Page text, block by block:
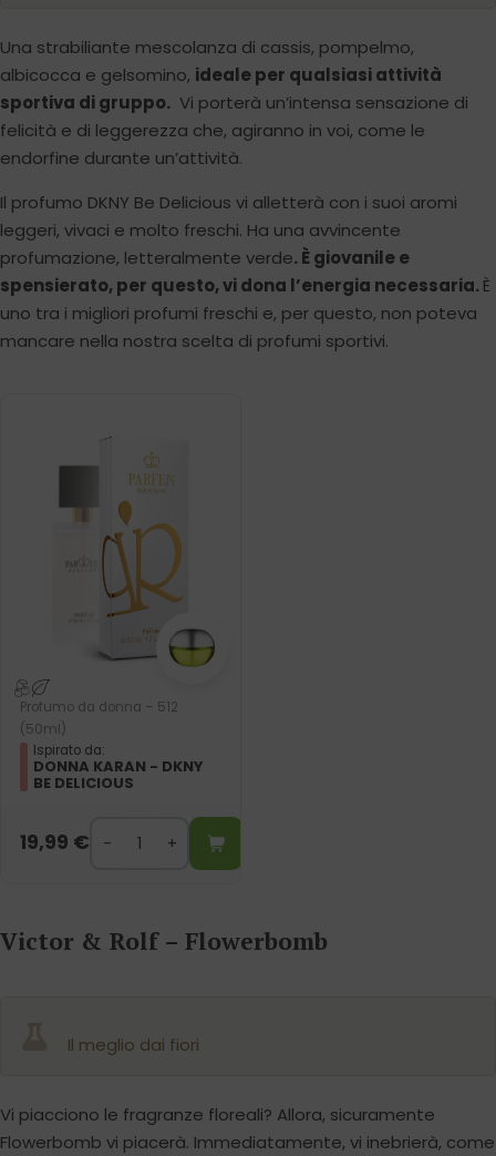
Una strabiliante mescolanza di cassis, pompelmo,
albicocca e gelsomino, ideale per qualsiasi attività
sportiva di gruppo. Vi porterà un’intensa sensazione di
felicità e di leggerezza che, agiranno in voi, come le
endorfine durante un’attività.
Il profumo DKNY Be Delicious vi alletterà con i suoi aromi
leggeri, vivaci e molto freschi. Ha una avvincente
profumazione, letteralmente verde. È giovanile e
spensierato, per questo, vi dona l’energia necessaria.È
uno tra i migliori profumi freschi e, per questo, non poteva
mancare nella nostra scelta di profumi sportivi.
Profumo da donna – 512
(50ml)
Ispirato da:
DONNA KARAN - DKNY
BE DELICIOUS
19,99 €
Victor & Rolf – Flowerbomb
Il meglio dai fiori
Vi piacciono le fragranze floreali? Allora, sicuramente
Flowerbomb vi piacerà. Immediatamente, vi inebrierà, come